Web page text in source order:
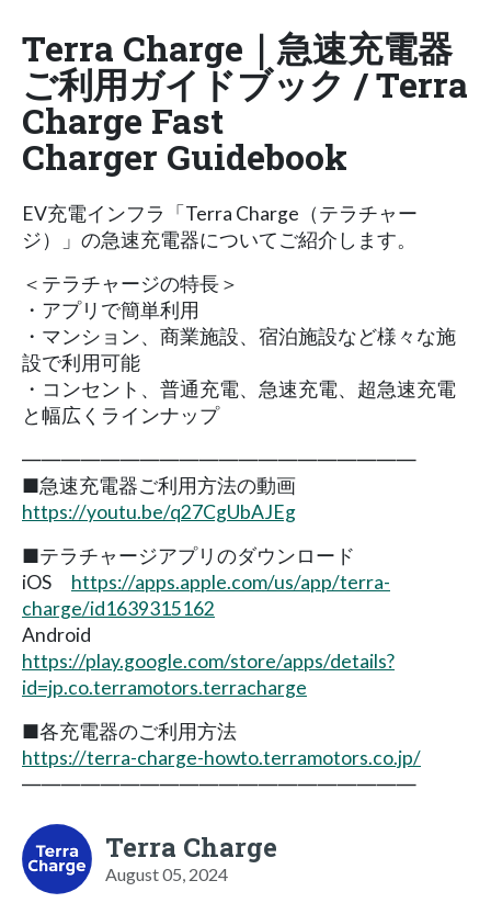
Terra Charge｜急速充電器
ご利用ガイドブック / Terra
Charge Fast
Charger Guidebook
EV充電インフラ「Terra Charge（テラチャー
ジ）」の急速充電器についてご紹介します。
＜テラチャージの特長＞
・アプリで簡単利用
・マンション、商業施設、宿泊施設など様々な施
設で利用可能
・コンセント、普通充電、急速充電、超急速充電
と幅広くラインナップ
――――――――――――――――――――
■急速充電器ご利用方法の動画
https://youtu.be/q27CgUbAJEg
■テラチャージアプリのダウンロード
iOS https://apps.apple.com/us/app/terra-
charge/id1639315162
Android
https://play.google.com/store/apps/details?
id=jp.co.terramotors.terracharge
■各充電器のご利用方法
https://terra-charge-howto.terramotors.co.jp/
――――――――――――――――――――
Terra Charge
August 05, 2024